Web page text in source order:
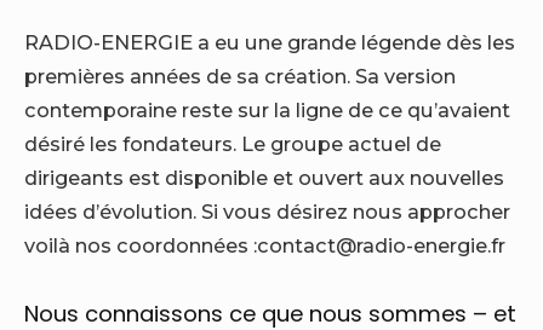
RADIO-ENERGIE a eu une grande légende dès les
premières années de sa création. Sa version
contemporaine reste sur la ligne de ce qu’avaient
désiré les fondateurs. Le groupe actuel de
dirigeants est disponible et ouvert aux nouvelles
idées d’évolution. Si vous désirez nous approcher
voilà nos coordonnées :contact@radio-energie.fr
Nous connaissons ce que nous sommes – et